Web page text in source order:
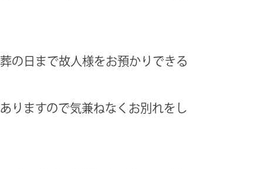
の日まで故人様をお預かりできる
りますので気兼ねなくお別れをし